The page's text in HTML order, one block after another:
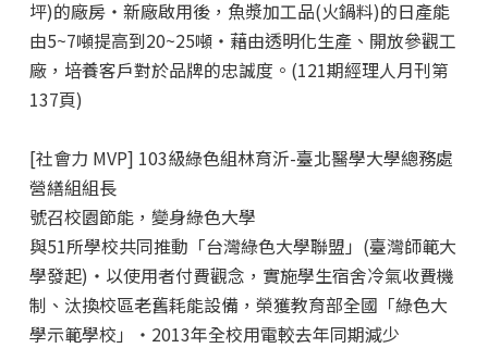
坪)的廠房‧新廠啟用後，魚漿加工品(火鍋料)的日產能
由5~7噸提高到20~25噸‧藉由透明化生產、開放參觀工
廠，培養客戶對於品牌的忠誠度。(121期經理人月刊第
137頁)
[社會力 MVP] 103級綠色組林育沂-臺北醫學大學總務處
營繕組組長
號召校園節能，變身綠色大學
與51所學校共同推動「台灣綠色大學聯盟」(臺灣師範大
學發起)‧以使用者付費觀念，實施學生宿舍冷氣收費機
制、汰換校區老舊耗能設備，榮獲教育部全國「綠色大
學示範學校」‧2013年全校用電較去年同期減少